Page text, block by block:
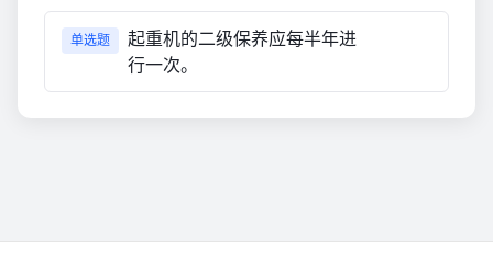
单选题
起重机的二级保养应每半年进
行一次。